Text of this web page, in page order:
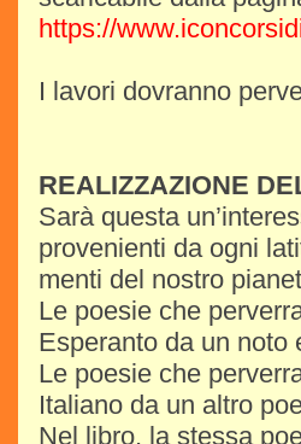
https://
I lavori dovranno
REALIZZAZIONE
Sarà questa
provenienti da ogni
menti del nostro
Le poesie che
Esperanto da un noto
Le poesie che
Italiano da un altro
Nel libro, la stessa